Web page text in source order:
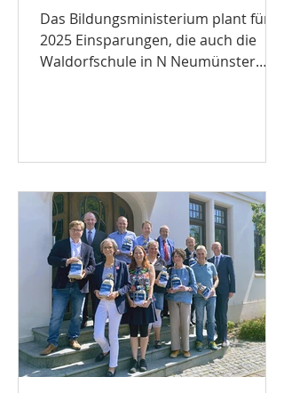
Das Bildungsministerium plant für
2025 Einsparungen, die auch die
Waldorfschule in N Neumünster